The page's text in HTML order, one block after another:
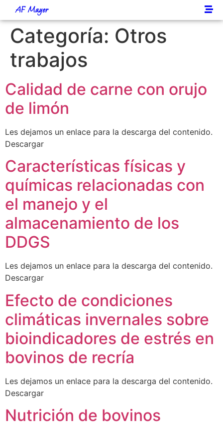
AF Mayer
Categoría: Otros
trabajos
Calidad de carne con orujo
de limón
Les dejamos un enlace para la descarga del contenido.
Descargar
Características físicas y
químicas relacionadas con
el manejo y el
almacenamiento de los
DDGS
Les dejamos un enlace para la descarga del contenido.
Descargar
Efecto de condiciones
climáticas invernales sobre
bioindicadores de estrés en
bovinos de recría
Les dejamos un enlace para la descarga del contenido.
Descargar
Nutrición de bovinos